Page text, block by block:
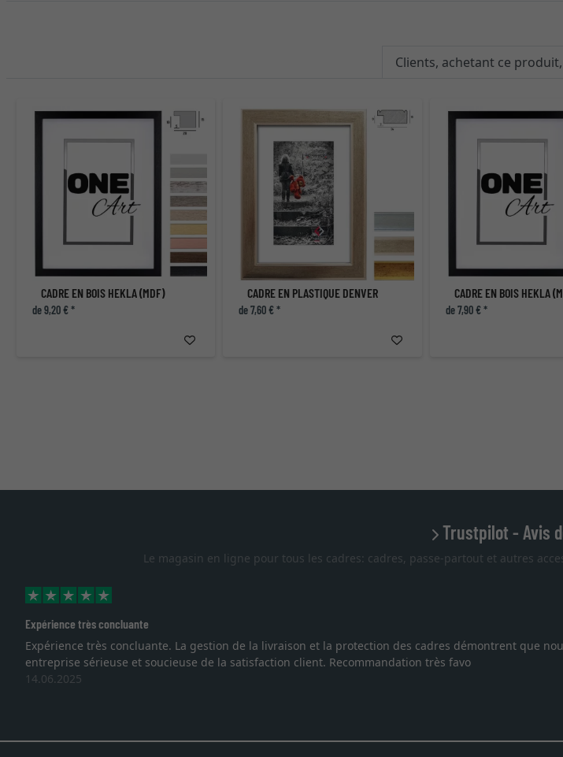
Clients, achetant ce
CADRE EN BOIS HEKLA (MDF)
de 9,20 € *
CADRE EN PLASTIQUE DENVER
de 7,60 € *
CADRE EN BOIS HEKLA
de 7,90 € *
Trustpilot - Avis
Le magasin en ligne pour tous les cadres: cadres, passe-partout et autres
Expérience très concluante
Expérience très concluante. La gestion de la livraison et la protection des cadres démontrent que
entreprise sérieuse et soucieuse de la satisfaction client. Recommandation très favo
14.06.2025